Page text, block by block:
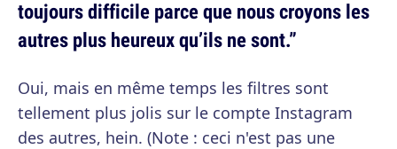
toujours difficile parce que nous croyons les
autres plus heureux qu’ils ne sont.”
Oui, mais en même temps les filtres sont
tellement plus jolis sur le compte Instagram
des autres, hein. (Note : ceci n'est pas une